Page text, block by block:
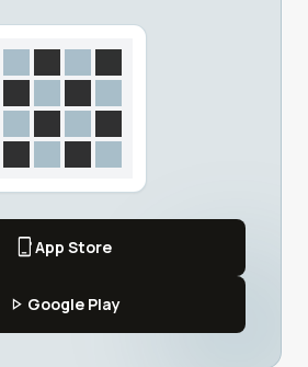
phone_iphoneApp Store
play_arrow Google Play